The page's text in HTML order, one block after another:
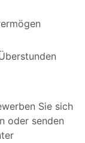
Sie sich
oder senden